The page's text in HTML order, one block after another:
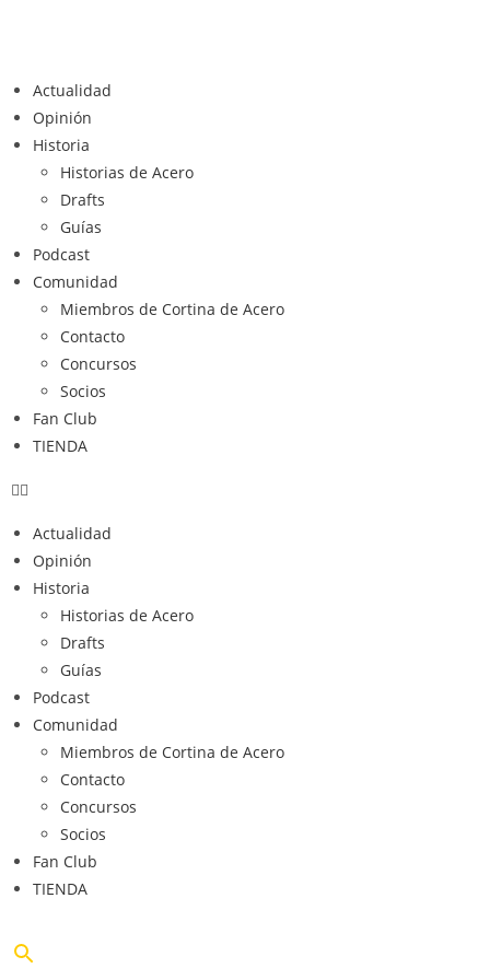
Actualidad
Opinión
Historia
Historias de Acero
Drafts
Guías
Podcast
Comunidad
Miembros de Cortina de Acero
Contacto
Concursos
Socios
Fan Club
TIENDA
Actualidad
Opinión
Historia
Historias de Acero
Drafts
Guías
Podcast
Comunidad
Miembros de Cortina de Acero
Contacto
Concursos
Socios
Fan Club
TIENDA